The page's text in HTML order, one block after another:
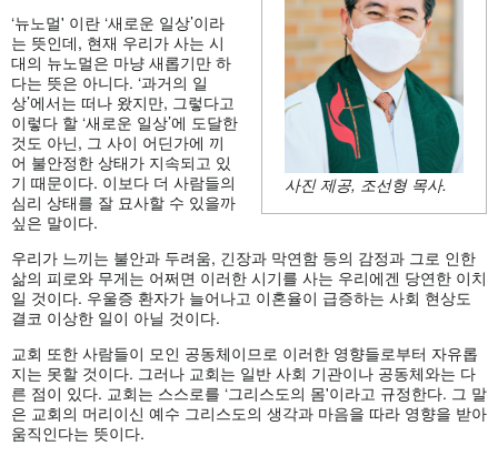
사진 제공, 조선형 목사.
‘뉴노멀' 이란 ‘새로운 일상’이라
는 뜻인데, 현재 우리가 사는 시
대의 뉴노멀은 마냥 새롭기만 하
다는 뜻은 아니다. ‘과거의 일
상’에서는 떠나 왔지만, 그렇다고
이렇다 할 ‘새로운 일상’에 도달한
것도 아닌, 그 사이 어딘가에 끼
어 불안정한 상태가 지속되고 있
기 때문이다. 이보다 더 사람들의
심리 상태를 잘 묘사할 수 있을까
싶은 말이다.
우리가 느끼는 불안과 두려움, 긴장과 막연함 등의 감정과 그로 인한
삶의 피로와 무게는 어쩌면 이러한 시기를 사는 우리에겐 당연한 이치
일 것이다. 우울증 환자가 늘어나고 이혼율이 급증하는 사회 현상도
결코 이상한 일이 아닐 것이다.
교회 또한 사람들이 모인 공동체이므로 이러한 영향들로부터 자유롭
지는 못할 것이다. 그러나 교회는 일반 사회 기관이나 공동체와는 다
른 점이 있다. 교회는 스스로를 ‘그리스도의 몸'이라고 규정한다. 그 말
은 교회의 머리이신 예수 그리스도의 생각과 마음을 따라 영향을 받아
움직인다는 뜻이다.